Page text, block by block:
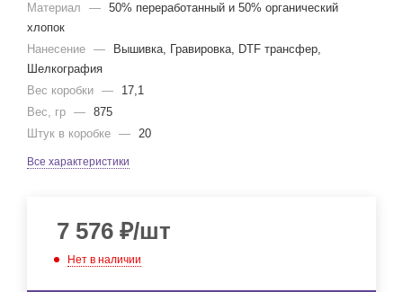
Материал
— 50% переработанный и 50% органический
хлопок
Нанесение —
Вышивка, Гравировка, DTF трансфер,
Шелкография
Вес коробки —
17,1
Вес, гр — 875
Штук в коробке — 20
Все характеристики
7 576 ₽/шт
Нет в наличии